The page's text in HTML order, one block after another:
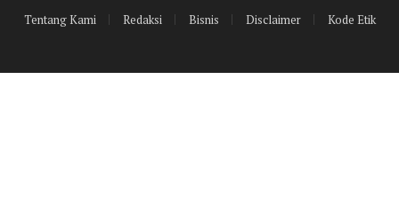
Tentang Kami
Redaksi Bisnis Disclaimer Kode Etik